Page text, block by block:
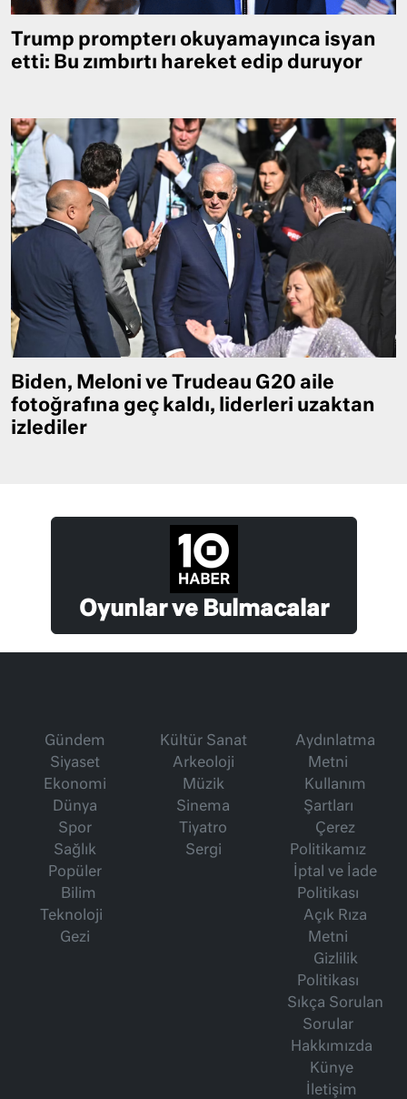
Trump prompterı okuyamayınca isyan
etti: Bu zımbırtı hareket edip duruyor
Biden, Meloni ve Trudeau G20 aile
fotoğrafına geç kaldı, liderleri uzaktan
izlediler
Oyunlar ve Bulmacalar
Gündem
Siyaset
Ekonomi
Dünya
Spor
Sağlık
Popüler
Bilim
Teknoloji
Gezi
Kültür Sanat
Arkeoloji
Müzik
Sinema
Tiyatro
Sergi
Aydınlatma
Metni
Kullanım
Şartları
Çerez
Politikamız
İptal ve İade
Politikası
Açık Rıza
Metni
Gizlilik
Politikası
Sıkça Sorulan
Sorular
Hakkımızda
Künye
İletişim